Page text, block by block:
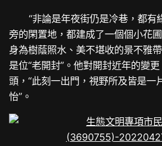
“非論是年夜街仍是冷巷，都有
旁的閑置地，都建成了一個個小花
身為樹蔭照水、美不堪收的景不雅
是位“老開封”。他對開封近年的變
頭，“此刻一出門，視野所及皆是一
怡”。